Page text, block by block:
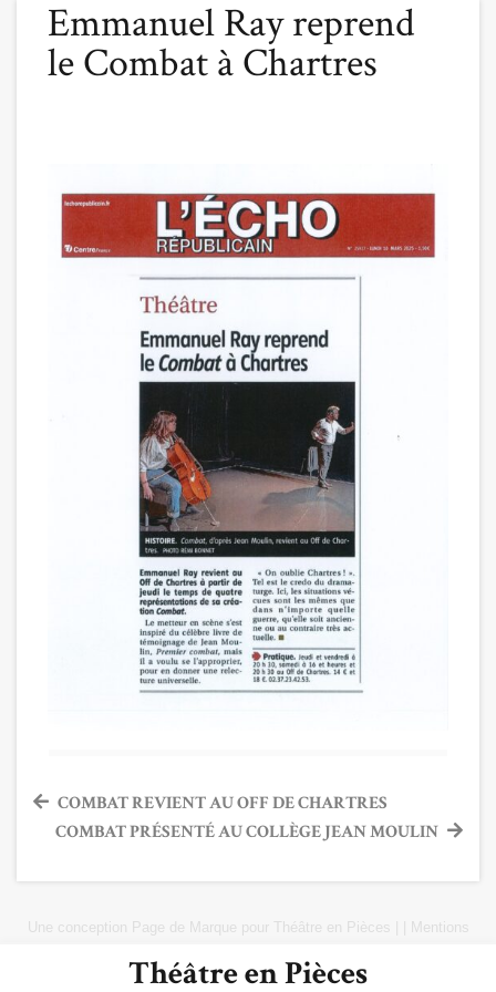
Théâtre en Pièces
Emmanuel Ray reprend
le Combat à Chartres
Navigation
de
l’article
COMBAT REVIENT AU OFF DE CHARTRES
COMBAT PRÉSENTÉ AU COLLÈGE JEAN MOULIN
Une conception Page de Marque pour Théâtre en Pièces
Mentions